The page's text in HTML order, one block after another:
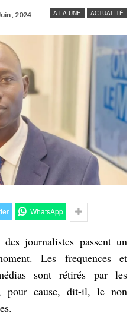
À LA UNE ACTUALITÉ
, 2024
WhatsApp
journalistes passent un
Les frequences et
sont rétirés par les
pour cause, dit-il, le non